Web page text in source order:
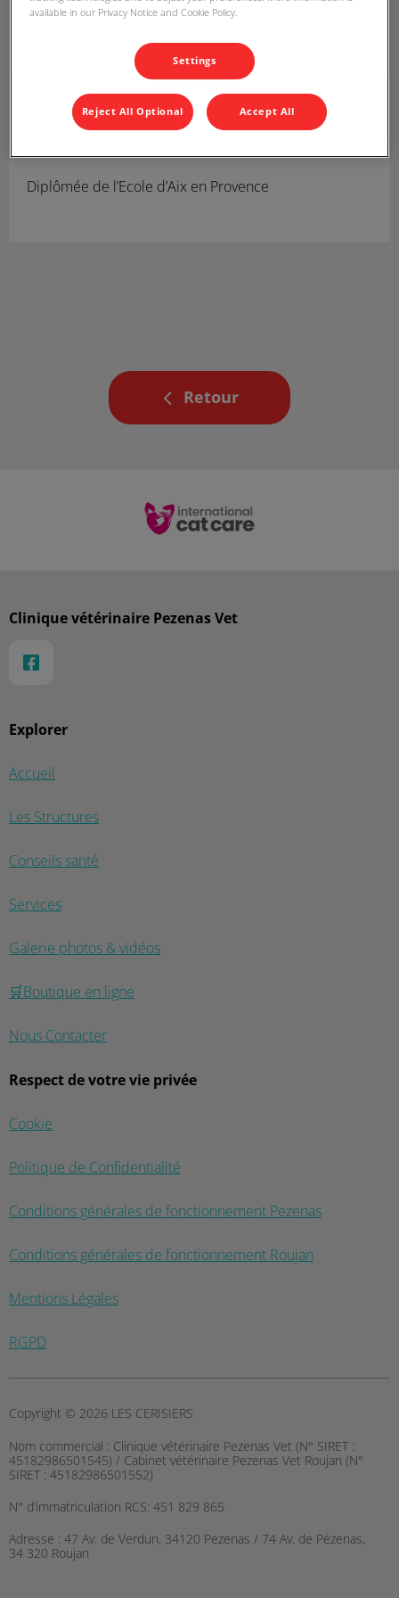
Marie-Amalia ASV
Diplômée de l’Ecole d’Aix en Provence
Retour
Explorer
Accueil
Les Structures
Conseils santé
Services
Galerie photos & vidéos
🛒Boutique en ligne
Nous Contacter
Respect de votre vie privée
Cookie
Politique de Confidentialité
Conditions générales de fonctionnement Pezenas
Conditions générales de fonctionnement Roujan
Mentions Légales
RGPD
Clinique vétérinaire Pezenas Vet
Copyright © 2026 LES CERISIERS
Nom commercial : Clinique vétérinaire Pezenas Vet (N° SIRET :
45182986501545) / Cabinet vétérinaire Pezenas Vet Roujan (N°
SIRET : 45182986501552)
N° d’immatriculation RCS: 451 829 865
Adresse : 47 Av. de Verdun, 34120 Pezenas / 74 Av. de Pézenas,
34 320 Roujan
available in our Privacy Notice and Cookie Policy.
Settings
Reject All Optional Accept All